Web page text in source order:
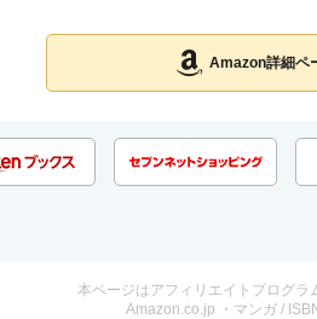
Amazon詳細ペ
本ページはアフィリエイトプログラ
Amazon.co.jp ・マンガ /